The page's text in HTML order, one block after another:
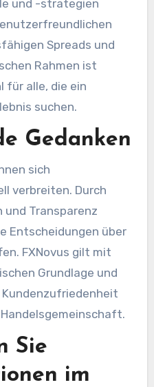
und -strategien
Spreads und
Rahmen ist
für alle, die ein
suchen.
Gedanken
sich
verbreiten. Durch
und Transparenz
Entscheidungen über
FXNovus gilt mit
Grundlage und
Sie
im